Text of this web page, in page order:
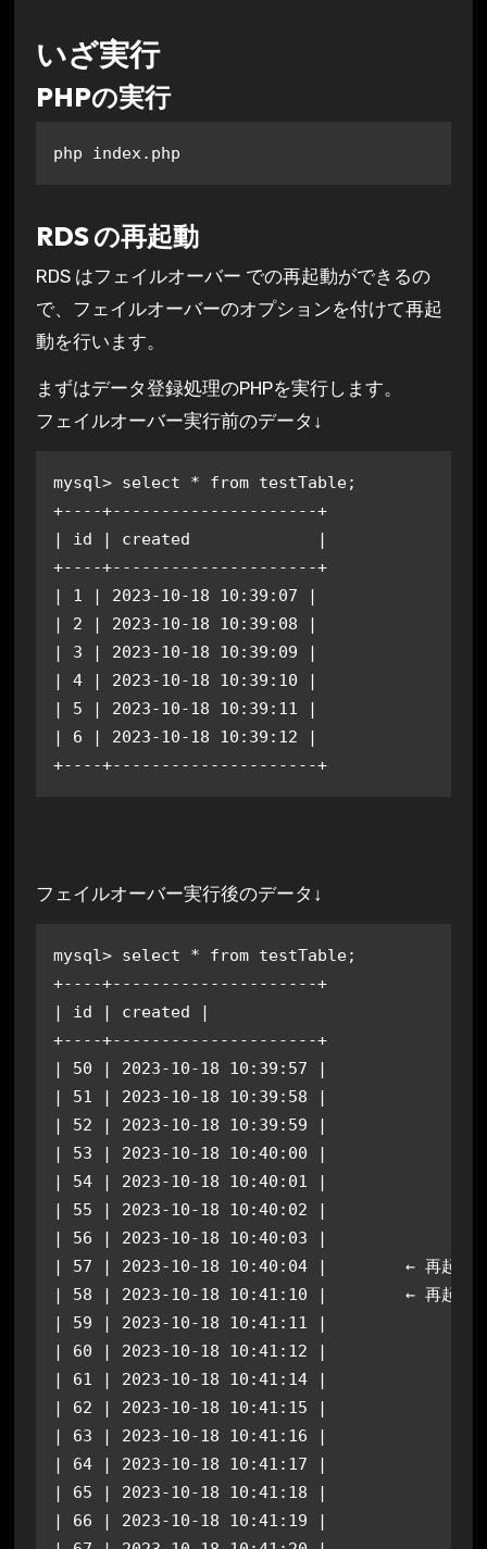
いざ実行
PHPの実行
php index.php
RDS の再起動
RDS はフェイルオーバー での再起動ができるの
で、フェイルオーバーのオプションを付けて再起
動を行います。
まずはデータ登録処理のPHPを実行します。
フェイルオーバー実行前のデータ↓
mysql> select * from testTable;
+----+---------------------+
| id | created             |
+----+---------------------+
| 1 | 2023-10-18 10:39:07 |
| 2 | 2023-10-18 10:39:08 |
| 3 | 2023-10-18 10:39:09 |
| 4 | 2023-10-18 10:39:10 |
| 5 | 2023-10-18 10:39:11 |
| 6 | 2023-10-18 10:39:12 |
+----+---------------------+
フェイルオーバー実行後のデータ↓
mysql> select * from testTable;
+----+---------------------+
| id | created |
+----+---------------------+
| 50 | 2023-10-18 10:39:57 |
| 51 | 2023-10-18 10:39:58 |
| 52 | 2023-10-18 10:39:59 |
| 53 | 2023-10-18 10:40:00 |
| 54 | 2023-10-18 10:40:01 |
| 55 | 2023-10-18 10:40:02 |
| 56 | 2023-10-18 10:40:03 |
| 57 | 2023-10-18 10:40:04 |        ← 再起動で止
| 58 | 2023-10-18 10:41:10 |        ← 再起動完了
| 59 | 2023-10-18 10:41:11 |
| 60 | 2023-10-18 10:41:12 |
| 61 | 2023-10-18 10:41:14 |
| 62 | 2023-10-18 10:41:15 |
| 63 | 2023-10-18 10:41:16 |
| 64 | 2023-10-18 10:41:17 |
| 65 | 2023-10-18 10:41:18 |
| 66 | 2023-10-18 10:41:19 |